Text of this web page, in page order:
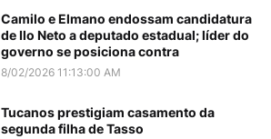
Camilo e Elmano endossam candidatura
de Ilo Neto a deputado estadual; líder do
governo se posiciona contra
8/02/2026 11:13:00 AM
Tucanos prestigiam casamento da
segunda filha de Tasso